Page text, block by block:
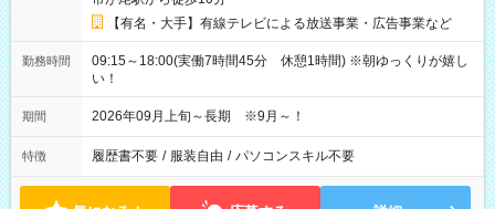
【有名・大手】有線テレビによる放送事業・広告事業など
勤務時間
09:15～18:00(実働7時間45分 休憩1時間) ※朝ゆっくりが嬉し
い！
期間 2026年09月上旬～長期 ※9月～！
特徴 履歴書不要 / 服装自由 / パソコンスキル不要